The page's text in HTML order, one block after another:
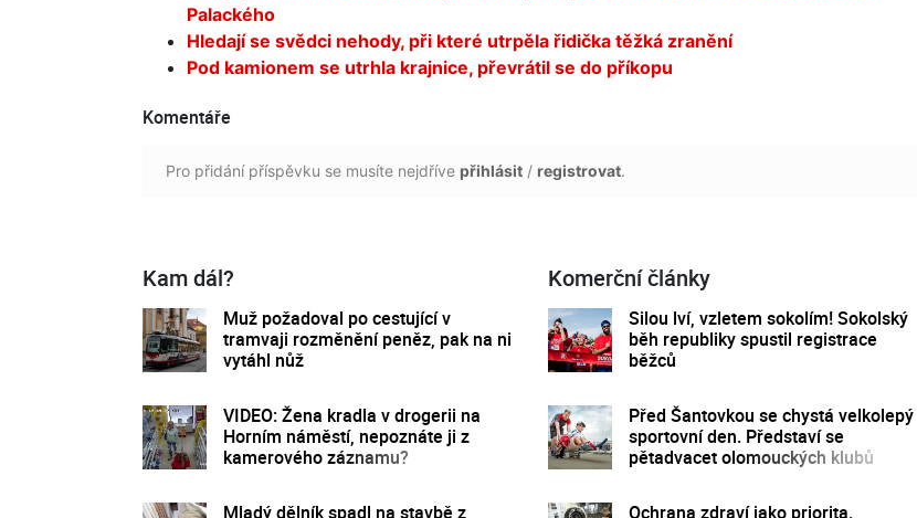
Palackého
Hledají se svědci nehody, při které utrpěla řidička těžká zranění
Pod kamionem se utrhla krajnice, převrátil se do příkopu
Komentáře
Pro přidání příspěvku se musíte nejdříve přihlásit / registrovat.
Kam dál?
Muž požadoval po cestující v
tramvaji rozměnění peněz, pak na ni
vytáhl nůž
VIDEO: Žena kradla v drogerii na
Horním náměstí, nepoznáte ji z
kamerového záznamu?
Mladý dělník spadl na stavbě z
Komerční články
Silou lví, vzletem sokolím! Sokolský
běh republiky spustil registrace
běžců
Před Šantovkou se chystá velkolepý
sportovní den. Představí se
pětadvacet olomouckých klubů
Ochrana zdraví jako priorita.